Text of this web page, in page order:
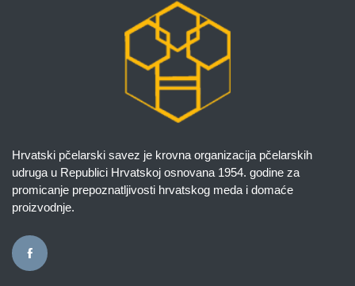
Hrvatski pčelarski savez je krovna organizacija pčelarskih
udruga u Republici Hrvatskoj osnovana 1954. godine za
promicanje prepoznatljivosti hrvatskog meda i domaće
proizvodnje.